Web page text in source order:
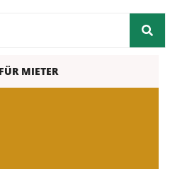
FÜR MIETER